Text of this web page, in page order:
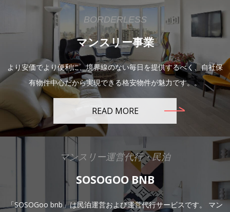
BORDERLESS
マンスリー事業
より安価でより便利に、境界線のない毎日を提供するべく、自社保
有物件中心だから実現できる格安物件が魅力です。。
READ MORE
マンスリー運営代行・民泊
SOSOGOO BNB
「SOSOGoo bnb」は民泊運営および運営代行サービスです。 マン